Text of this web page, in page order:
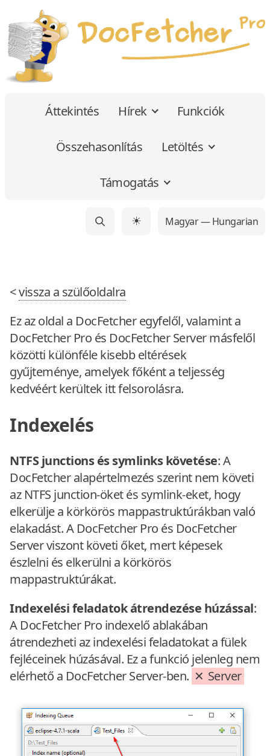
Áttekintés Hírek Funkciók
Összehasonlítás Letöltés
Támogatás
☀ Magyar — Hungarian
<vissza a szülőoldalra
Ez az oldal a DocFetcher egyfelől, valamint a
DocFetcher Pro és DocFetcher Server másfelől
közötti különféle kisebb eltérések
gyűjteménye, amelyek főként a teljesség
kedvéért kerültek itt felsorolásra.
Indexelés
NTFS junctions és symlinks követése: A
DocFetcher alapértelmezés szerint nem követi
az NTFS junction-öket és symlink-eket, hogy
elkerülje a körkörös mappastruktúrákban való
elakadást. A DocFetcher Pro és DocFetcher
Server viszont követi őket, mert képesek
észlelni és elkerülni a körkörös
mappastruktúrákat.
Indexelési feladatok átrendezése húzással:
A DocFetcher Pro indexelő ablakában
átrendezheti az indexelési feladatokat a fülek
fejléceinek húzásával. Ez a funkció jelenleg nem
elérhető a DocFetcher Server-ben.
Server